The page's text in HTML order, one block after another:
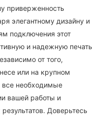
приверженность
элегантному дизайну и
подключения этот
и надежную печать
от того,
или на крупном
необходимые
вашей работы и
Доверьтесь